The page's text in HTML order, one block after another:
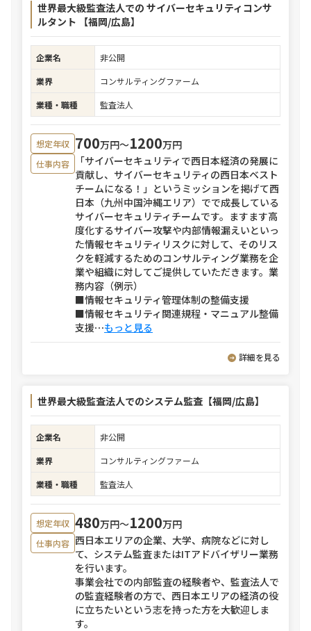
世界最大級監査法人での サイバーセキュリティコンサ
ルタント 【福岡/広島】
企業名
非公開
業界
コンサルティングファーム
業種・職種
監査法人
想定年収 700万円〜1200万円
仕事内容
「サイバーセキュリティで西日本経済の発展に
貢献し、サイバーセキュリティの西日本ベスト
チームになる！」というミッションを掲げて西
日本（九州中国沖縄エリア）でで成長している
サイバーセキュリティチームです。ますます高
度化するサイバー攻撃や内部情報漏えいといっ
た情報セキュリティリスクに対して、そのリス
クを軽減するためのコンサルティング業務を企
業や組織に対してご提供していただきます。業
務内容（例示）
■情報セキュリティ管理体制の整備支援
■情報セキュリティ関連規程・マニュアル整備
支援⋯もっと見る
詳細を見る
世界最大級監査法人でのシステム監査【福岡/広島】
企業名
非公開
業界
コンサルティングファーム
業種・職種
監査法人
想定年収 480万円〜1200万円
仕事内容 西日本エリアの企業、大学、病院などに対し
て、システム監査またはITアドバイザリー業務
を行います。
事業会社での内部監査の経験者や、監査法人で
の監査経験者の方で、西日本エリアの経済の役
に立ちたいという志を持った方を大歓迎しま
す。